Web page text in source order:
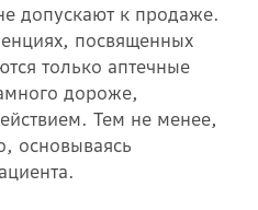
допускают к продаже.
посвященных
только аптечные
дороже,
Тем не менее,
основываясь